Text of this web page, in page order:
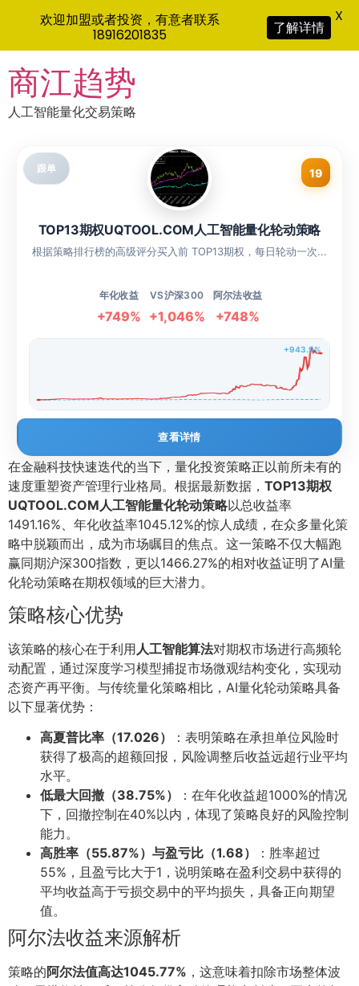
to
content
商江趋势
人工智能量化交易策略
跟单 19
TOP13期权UQTOOL.COM人工智能量化轮动策略
根据策略排行榜的高级评分买入前 TOP13期权，每日轮动一次...
年化收益
+749%
VS沪深300
+1,046%
阿尔法收益
+748%
+943.9%
查看详情
在金融科技快速迭代的当下，量化投资策略正以前所未有的
速度重塑资产管理行业格局。根据最新数据， TOP13期权
UQTOOL.COM人工智能量化轮动策略以总收益率
1491.16%、年化收益率1045.12%的惊人成绩，在众多量化策
略中脱颖而出，成为市场瞩目的焦点。这一策略不仅大幅跑
赢同期沪深300指数，更以1466.27%的相对收益证明了AI量
化轮动策略在期权领域的巨大潜力。
策略核心优势
该策略的核心在于利用 人工智能算法对期权市场进行高频轮
动配置，通过深度学习模型捕捉市场微观结构变化，实现动
态资产再平衡。与传统量化策略相比，AI量化轮动策略具备
以下显著优势：
高夏普比率（17.026）
：表明策略在承担单位风险时
获得了极高的超额回报，风险调整后收益远超行业平均
水平。
低最大回撤（38.75%）
：在年化收益超1000%的情况
下，回撤控制在40%以内，体现了策略良好的风险控制
能力。
高胜率（55.87%）与盈亏比（1.68）
：胜率超过
55%，且盈亏比大于1，说明策略在盈利交易中获得的
平均收益高于亏损交易中的平均损失，具备正向期望
值。
阿尔法收益来源解析
策略的阿尔法值高达1045.77% ，这意味着扣除市场整体波
欢迎加盟或者投资，有意者联系
18916201835
了解详情
X